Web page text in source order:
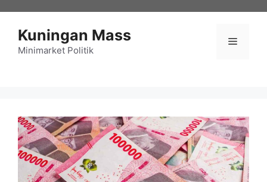
Kuningan Mass
Minimarket Politik
Menu